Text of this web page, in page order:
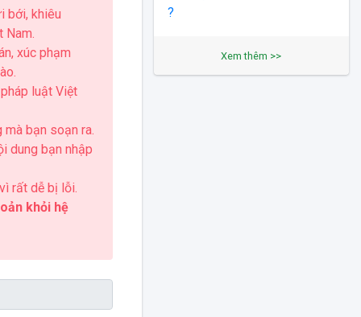
bới, khiêu
Nam.
xúc phạm
luật Việt
mà bạn soạn ra.
dung bạn nhập
rất dễ bị lỗi.
khỏi hệ
?
Xem thêm >>